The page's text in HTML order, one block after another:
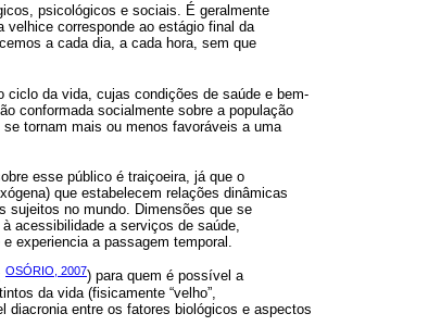
psicológicos e sociais. É geralmente
velhice corresponde ao estágio final da
a cada dia, a cada hora, sem que
ciclo da vida, cujas condições de saúde e bem-
conformada socialmente sobre a população
tornam mais ou menos favoráveis a uma
esse público é traiçoeira, já que o
que estabelecem relações dinâmicas
sujeitos no mundo. Dimensões que se
acessibilidade a serviços de saúde,
experiencia a passagem temporal.
OSÓRIO, 2007) para quem é possível a
da vida (fisicamente “velho”,
diacronia entre os fatores biológicos e aspectos